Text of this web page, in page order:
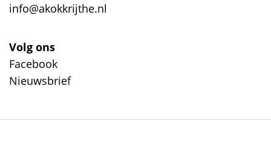
info@akokkrijthe.nl
Volg ons
Facebook
Nieuwsbrief